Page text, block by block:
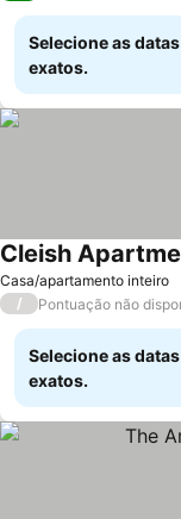
Selecione as
exatos.
Casa/apartamento inteiro
Cleish
/ Pontuação não
Selecione as
exatos.